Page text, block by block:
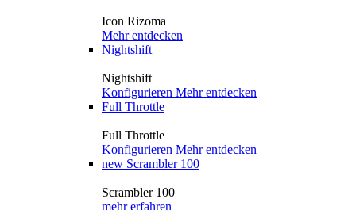
Icon Rizoma
Mehr entdecken
Nightshift
Nightshift
Konfigurieren Mehr entdecken
Full Throttle
Full Throttle
Konfigurieren Mehr entdecken
new Scrambler 100
Scrambler 100
mehr erfahren